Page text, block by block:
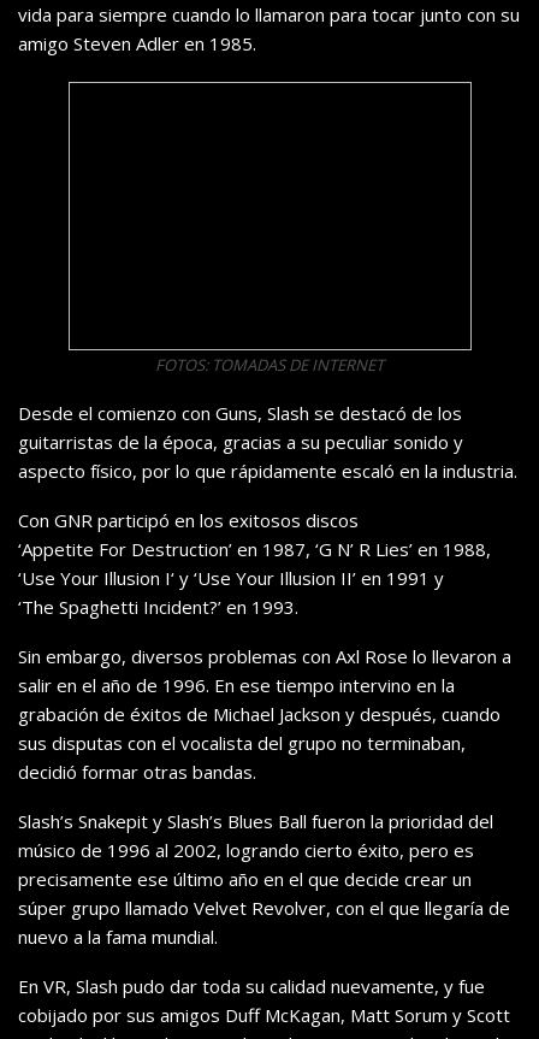
vida para siempre cuando lo llamaron para tocar junto con su
amigo Steven Adler en 1985.
FOTOS: TOMADAS DE INTERNET
Desde el comienzo con Guns, Slash se destacó de los
guitarristas de la época, gracias a su peculiar sonido y
aspecto físico, por lo que rápidamente escaló en la industria.
Con GNR participó en los exitosos discos
‘Appetite For Destruction’ en 1987, ‘G N’ R Lies’ en 1988,
‘Use Your Illusion I‘ y ‘Use Your Illusion II’ en 1991 y
‘The Spaghetti Incident?’ en 1993.
Sin embargo, diversos problemas con Axl Rose lo llevaron a
salir en el año de 1996. En ese tiempo intervino en la
grabación de éxitos de Michael Jackson y después, cuando
sus disputas con el vocalista del grupo no terminaban,
decidió formar otras bandas.
Slash’s Snakepit y Slash’s Blues Ball fueron la prioridad del
músico de 1996 al 2002, logrando cierto éxito, pero es
precisamente ese último año en el que decide crear un
súper grupo llamado Velvet Revolver, con el que llegaría de
nuevo a la fama mundial.
En VR, Slash pudo dar toda su calidad nuevamente, y fue
cobijado por sus amigos Duff McKagan, Matt Sorum y Scott